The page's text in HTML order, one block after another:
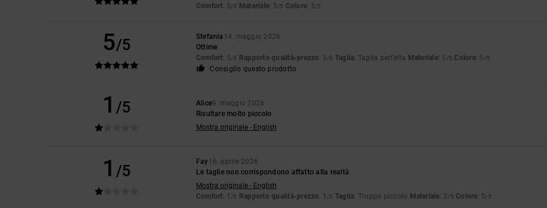
Comfort: 5/5 Materiale: 5/5 Colore: 5/5
5/5 Stefania 14. maggio 2026
Ottime
Comfort: 5/5 Rapporto qualità-prezzo: 5/5 Taglia: Taglia perfetta Materiale: 5 /5 Colore: 5 /5
Consiglio questo prodotto
1 /5 Alice9. maggio 2026
Risultare molto piccolo
Mostra originale - English
1 /5
Fay16. aprile 2026
Le taglie non corrispondono affatto alla realtà
Mostra originale - English
Comfort: 1 /5 Rapporto qualità-prezzo: 1 /5 Taglia: Troppo piccolo Materiale: 3/5 Colore: 5/5